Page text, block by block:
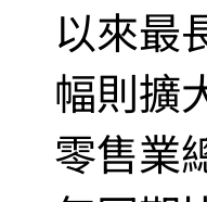
以來最
幅則擴
零售業